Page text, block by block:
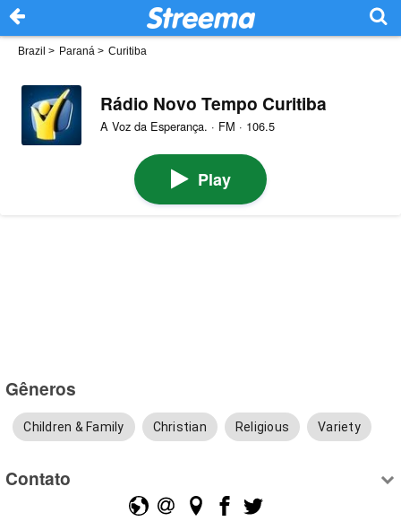
Brazil > Paraná > Curitiba
Rádio Novo Tempo Curitiba
A Voz da Esperança. · FM · 106.5
Play
Gêneros
Children & Family Christian Religious Variety
Contato